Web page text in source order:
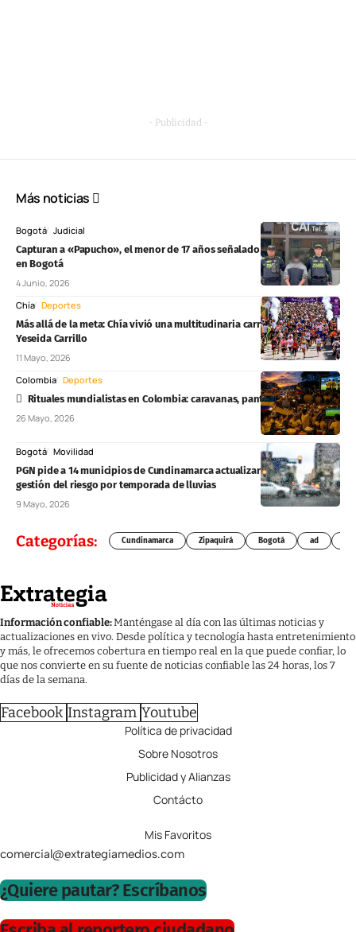
- Publicidad -
Más noticias
Bogotá Judicial
Capturan a «Papucho», el menor de 17 años señalado de 20 asesinatos
en Bogotá
4 Junio, 2026
Chía Deportes
Más allá de la meta: Chía vivió una multitudinaria carrera solidaria por
Yeseida Carrillo
11 Mayo, 2026
Colombia Deportes
Rituales mundialistas en Colombia: caravanas, pantallas y cábalas
26 Mayo, 2026
Bogotá Movilidad
PGN pide a 14 municipios de Cundinamarca actualizar planes de
gestión del riesgo por temporada de lluvias
9 Mayo, 2026
Categorías: Cundinamarca Zipaquirá Bogotá ad
Información confiable:Manténgase al día con las últimas noticias y
actualizaciones en vivo. Desde política y tecnología hasta entretenimiento
y más, le ofrecemos cobertura en tiempo real en la que puede confiar, lo
que nos convierte en su fuente de noticias confiable las 24 horas, los 7
días de la semana.
Facebook Instagram Youtube
Política de privacidad
Sobre Nosotros
Publicidad y Alianzas
Contácto
Mis Favoritos
comercial@extrategiamedios.com
¿Quiere pautar? Escríbanos